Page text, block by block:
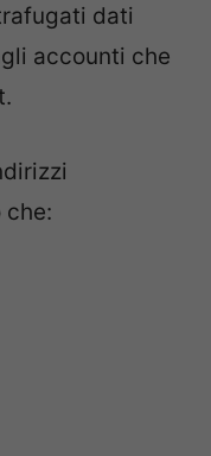
dati
accounti che